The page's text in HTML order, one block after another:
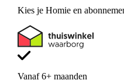
Kies je Homie en
Vanaf 6+ maanden